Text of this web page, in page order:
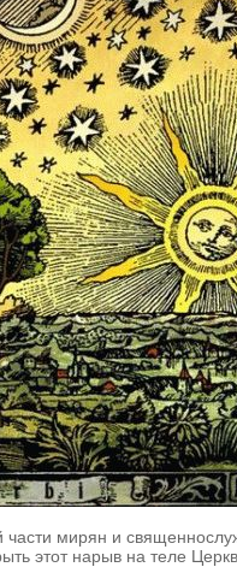
мирян и
этот нарыв на теле